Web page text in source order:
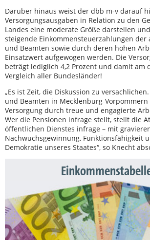
Darüber hinaus weist der dbb m-v darauf
Versorgungsausgaben in Relation zu den
Landes eine moderate Größe darstellen
steigende Einkommensteuerzahlungen der
und Beamten sowie durch deren hohen
Einsatzwert aufgewogen werden. Die
beträgt lediglich 4,2 Prozent und damit am
Vergleich aller Bundesländer!
„Es ist Zeit, die Diskussion zu
und Beamten in Mecklenburg-
Versorgung durch treue und engagierte
Wer die Pensionen infrage stellt, stellt die
öffentlichen Dienstes infrage – mit
Nachwuchsgewinnung, Funktionsfähigkeit
Demokratie unseres Staates“, so Knecht